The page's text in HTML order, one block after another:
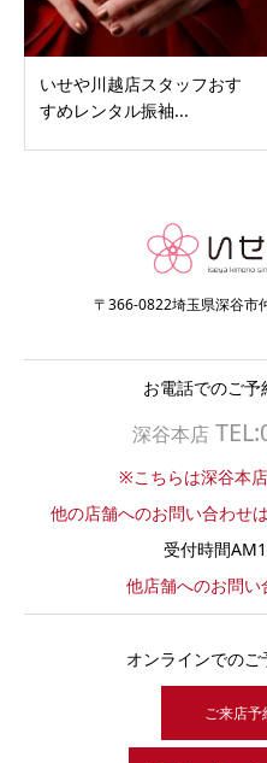
いせや川越店スタッフおす
すめレンタル振袖...
〒366-0822埼玉県深谷市
お電話でのご
深谷本店
※こちらは深谷本
他の店舗へのお問い合わせ
受付時間
他店舗へのお問い
オンラインでの
ご来店予